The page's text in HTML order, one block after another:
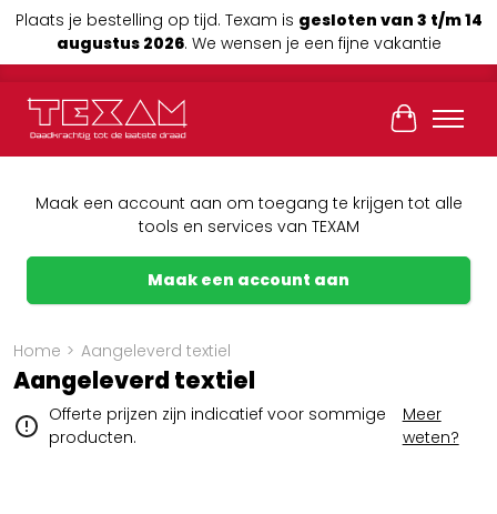
Plaats je bestelling op tijd. Texam is gesloten van 3 t/m 14
augustus 2026. We wensen je een fijne vakantie
Maak een account aan om toegang te krijgen tot alle
tools en services van TEXAM
Maak een account aan
Home > Aangeleverd textiel
Aangeleverd textiel
Offerte prijzen zijn indicatief voor sommige
producten.
Meer
weten?